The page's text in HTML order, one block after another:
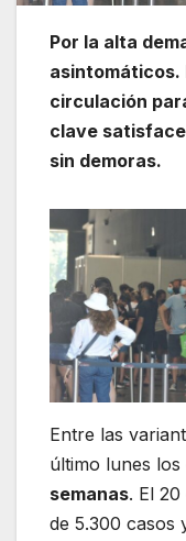
Por la alta
asintomáticos.
circulación
clave
sin demoras.
Entre las
último lunes
semanas. El
de 5.300 casos